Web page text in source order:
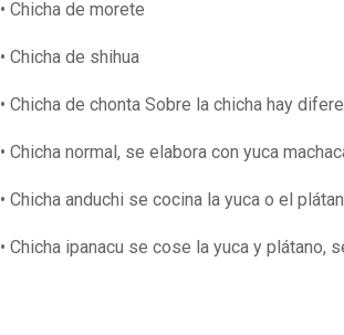
• Chicha de morete
• Chicha de shihua
• Chicha de chonta Sobre la chicha hay
• Chicha normal, se elabora con yuca
• Chicha anduchi se cocina la yuca o el
• Chicha ipanacu se cose la yuca y plátano,